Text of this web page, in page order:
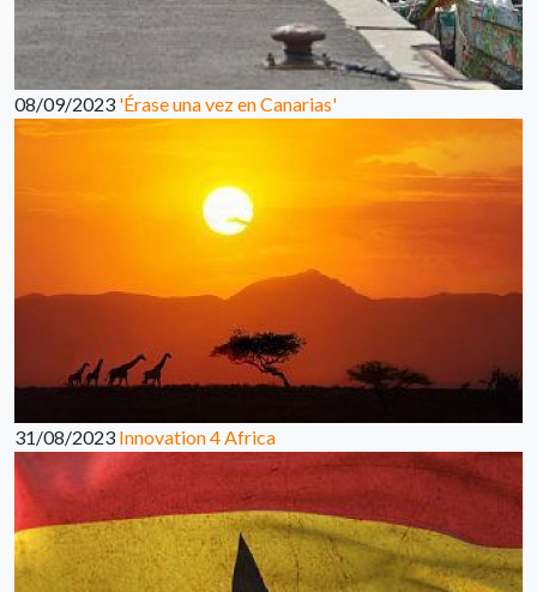
08/09/2023 'Érase una vez en Canarias'
31/08/2023 Innovation 4 Africa